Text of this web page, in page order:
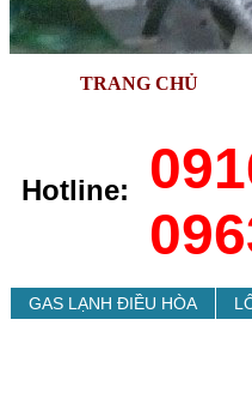
TRANG CHỦ
Hotline:
GAS LẠNH ÐIỀU HÒA